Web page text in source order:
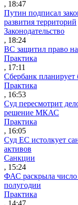
, 18:47
Путин подписал
развития территорий
Законодательство
, 18:24
ВС защитил право
Практика
, 17:11
Сбербанк планирует
Практика
, 16:53
Суд пересмотрит
решение МКАС
Практика
, 16:05
Суд ЕС истолкует
активов
Санкции
, 15:24
ФАС раскрыла число
полугодии
Практика